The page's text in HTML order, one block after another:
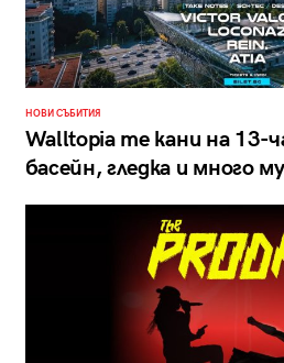
НОВИ СЪБИТИЯ
Walltopia те кани на 13-
басейн, гледка и много